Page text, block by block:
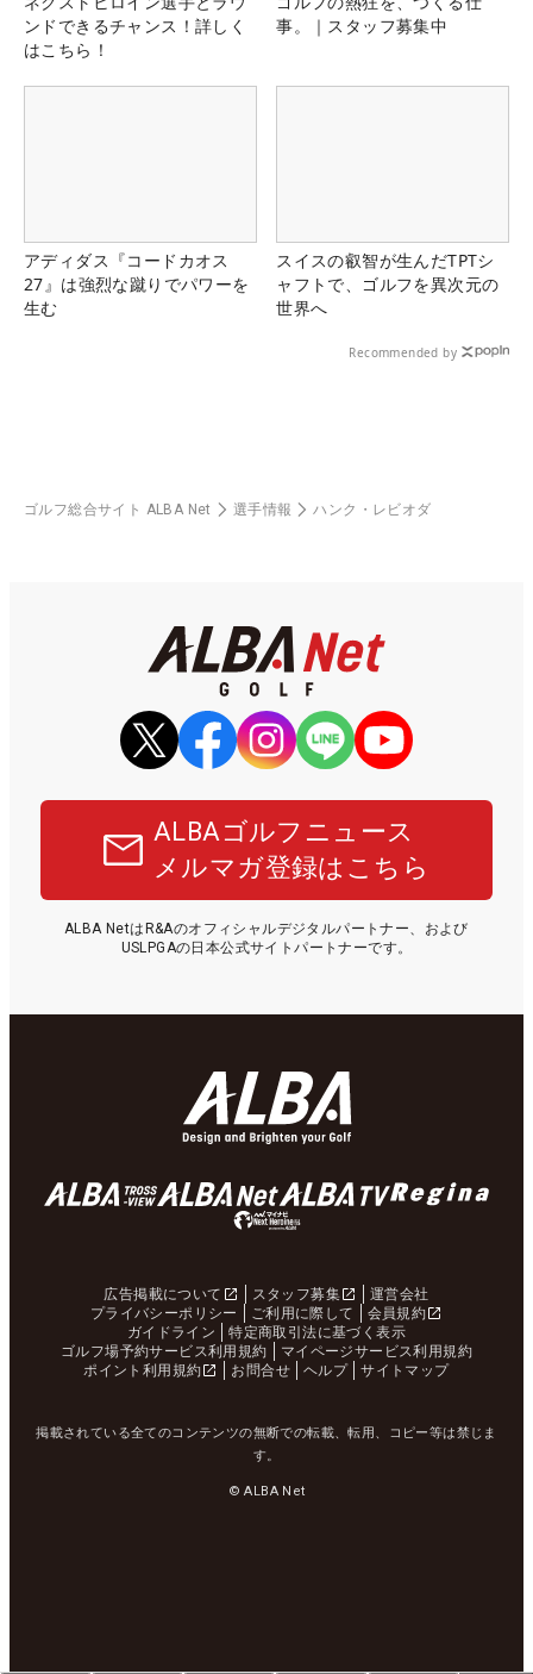
ンドできるチャンス！詳しく
はこちら！
事。｜スタッフ募集中
アディダス『コードカオス
27』は強烈な蹴りでパワーを
生む
スイスの叡智が生んだTPTシ
ャフトで、ゴルフを異次元の
世界へ
Recommended by
ゴルフ総合サイト ALBA Net 選手情報 ハンク・レビオダ
ALBAゴルフニュース
メルマガ登録はこちら
ALBA NetはR&Aのオフィシャルデジタルパートナー、および
USLPGAの日本公式サイトパートナーです。
広告掲載について スタッフ募集
運営会社
プライバシーポリシー
ご利用に際して
会員規約
ガイドライン
特定商取引法に基づく表示
ゴルフ場予約サービス利用規約
マイページサービス利用規約
ポイント利用規約
お問合せ ヘルプ サイトマップ
掲載されている全てのコンテンツの無断での転載、転用、コピー等は禁じま
す。
© ALBA Net